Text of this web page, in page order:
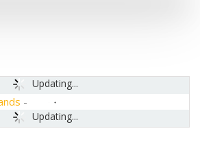
Updating...
Updating...
-